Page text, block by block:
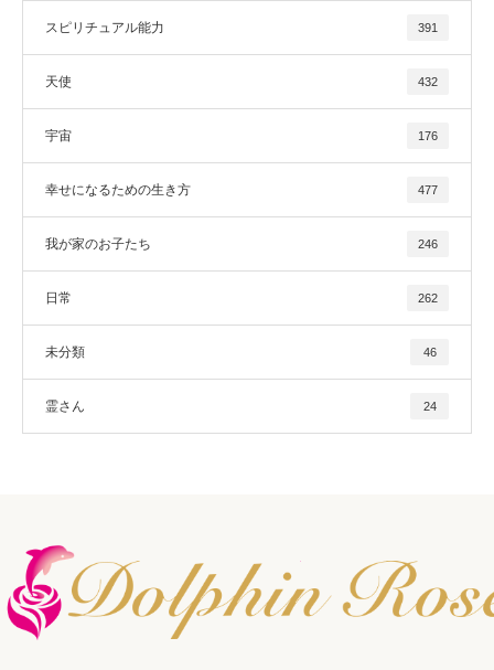
スピリチュアル能力 391
天使 432
宇宙 176
幸せになるための生き方 477
我が家のお子たち 246
日常 262
未分類 46
霊さん 24